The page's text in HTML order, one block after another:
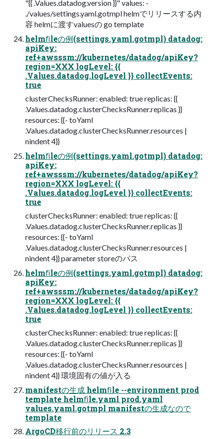
"{{ .Values.datadog.version }}" values: -
./values/settings.yaml.gotmpl helmでリリースする内
容 helmに渡すvaluesの go template
helmﬁleの例(settings.yaml.gotmpl) datadog:
apiKey:
ref+awsssm://kubernetes/datadog/apiKey?
region=XXX logLevel: {{
.Values.datadog.logLevel }} collectEvents:
true
clusterChecksRunner: enabled: true replicas: {{
.Values.datadog.clusterChecksRunner.replicas }}
resources: {{- toYaml
.Values.datadog.clusterChecksRunner.resources |
nindent 4}}
helmﬁleの例(settings.yaml.gotmpl) datadog:
apiKey:
ref+awsssm://kubernetes/datadog/apiKey?
region=XXX logLevel: {{
.Values.datadog.logLevel }} collectEvents:
true
clusterChecksRunner: enabled: true replicas: {{
.Values.datadog.clusterChecksRunner.replicas }}
resources: {{- toYaml
.Values.datadog.clusterChecksRunner.resources |
nindent 4}} parameter storeのパス
helmﬁleの例(settings.yaml.gotmpl) datadog:
apiKey:
ref+awsssm://kubernetes/datadog/apiKey?
region=XXX logLevel: {{
.Values.datadog.logLevel }} collectEvents:
true
clusterChecksRunner: enabled: true replicas: {{
.Values.datadog.clusterChecksRunner.replicas }}
resources: {{- toYaml
.Values.datadog.clusterChecksRunner.resources |
nindent 4}} 環境固有の値が入る
manifestの生成 helmﬁle --environment prod
template helmﬁle.yaml prod.yaml
values.yaml.gotmpl manifestの生成なので
template
ArgoCD移行前のリリース 2.3